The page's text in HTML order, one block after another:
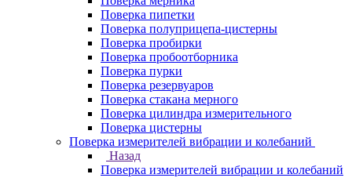
Поверка пипетки
Поверка полуприцепа-цистерны
Поверка пробирки
Поверка пробоотборника
Поверка пурки
Поверка резервуаров
Поверка стакана мерного
Поверка цилиндра измерительного
Поверка цистерны
Поверка измерителей вибрации и колебаний
Назад
Поверка измерителей вибрации и колебаний